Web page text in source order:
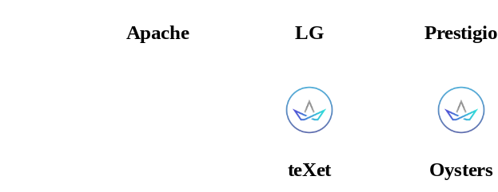
Apache LG
teXet
Prestigio
Oysters